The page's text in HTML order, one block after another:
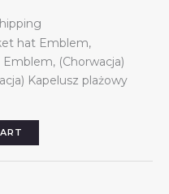
hat Emblem,
(Chorwacja)
Kapelusz plażowy